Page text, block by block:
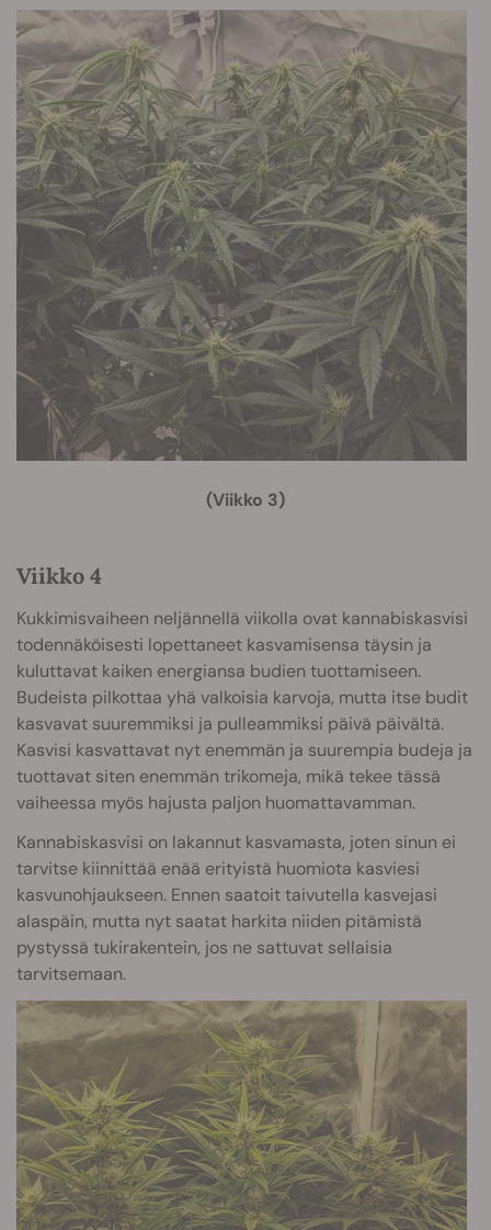
(Viikko 3)
Viikko 4
Kukkimisvaiheen neljännellä viikolla ovat kannabiskasvisi
todennäköisesti lopettaneet kasvamisensa täysin ja
kuluttavat kaiken energiansa budien tuottamiseen.
Budeista pilkottaa yhä valkoisia karvoja, mutta itse budit
kasvavat suuremmiksi ja pulleammiksi päivä päivältä.
Kasvisi kasvattavat nyt enemmän ja suurempia budeja ja
tuottavat siten enemmän trikomeja, mikä tekee tässä
vaiheessa myös hajusta paljon huomattavamman.
Kannabiskasvisi on lakannut kasvamasta, joten sinun ei
tarvitse kiinnittää enää erityistä huomiota kasviesi
kasvunohjaukseen. Ennen saatoit taivutella kasvejasi
alaspäin, mutta nyt saatat harkita niiden pitämistä
pystyssä tukirakentein, jos ne sattuvat sellaisia
tarvitsemaan.